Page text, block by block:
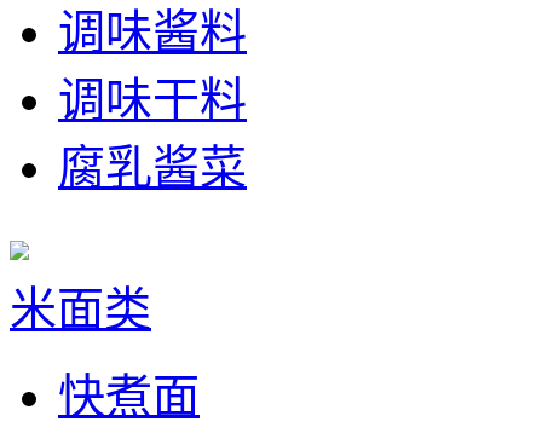
调味酱料
调味干料
腐乳酱菜
米面类
快煮面